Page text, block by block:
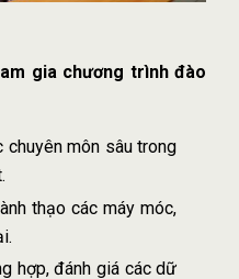
gia chương trình đào
môn sâu trong
thạo các máy móc,
hợp, đánh giá các dữ